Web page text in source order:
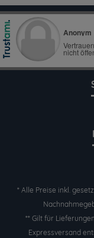
* Alle Preise inkl.
** Gilt für
Expressversand